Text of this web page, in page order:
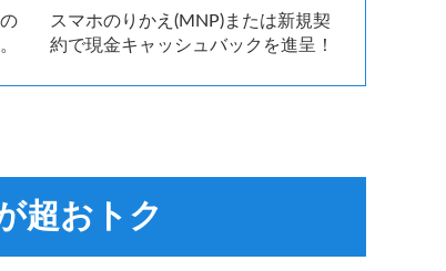
スマホのりかえ(MNP)または新規契
約で現金キャッシュバックを進呈！
超おトク